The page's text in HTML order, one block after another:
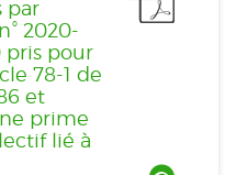
par
2020-
pris pour
78-1 de
et
prime
lié à